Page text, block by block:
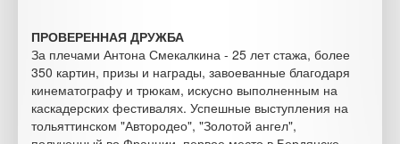
ПРОВЕРЕННАЯ ДРУЖБА
За плечами Антона Смекалкина - 25 лет стажа, более
350 картин, призы и награды, завоеванные благодаря
кинематографу и трюкам, искусно выполненным на
каскадерских фестивалях. Успешные выступления на
тольяттинском "Автородео", "Золотой ангел",